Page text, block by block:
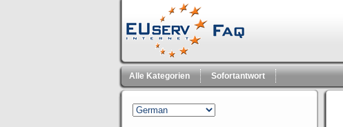
Alle Kategorien Sofortantwort